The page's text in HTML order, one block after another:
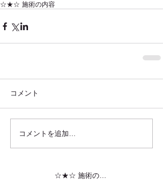
☆★☆ 施術の内容
コメント
コメントを追加…